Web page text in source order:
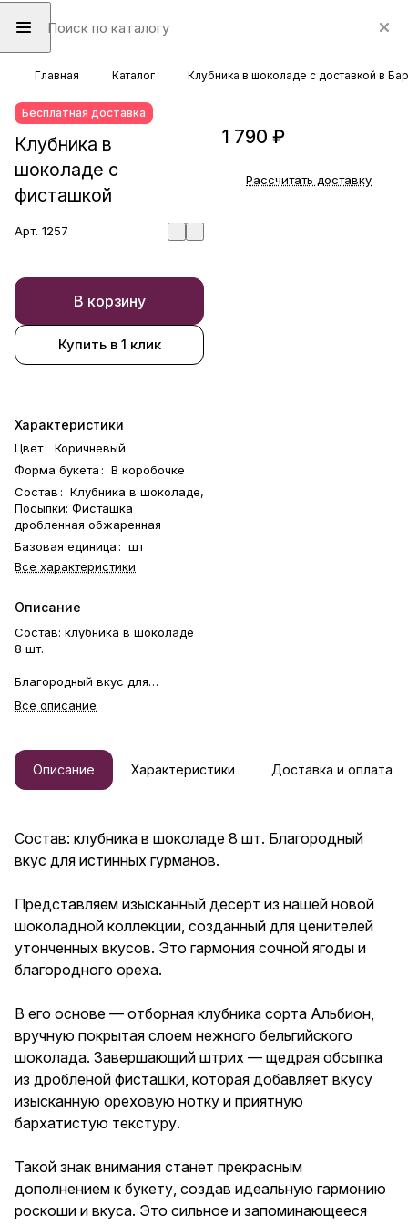
Главная Каталог Клубника в шоколаде с доставкой в
Бесплатная доставка
Клубника в
шоколаде с
фисташкой
Арт. 1257
В корзину
Купить в 1 клик
Характеристики
Цвет: Коричневый
Форма букета : В коробочке
Состав : Клубника в шоколаде,
Посыпки: Фисташка
дробленная обжаренная
Базовая единица : шт
Все характеристики
Описание
Состав: клубника в шоколаде
8 шт.
Благородный вкус для
десерт из нашей новой
шоколадной коллекции,
созданный для ценителей
В его основе — отборная
нежного бельгийского
шоколада. Завершающий
штрих — щедрая обсыпка из
дробленой фисташки, которая
добавляет вкусу изысканную
бархатистую текстуру.
Такой знак внимания станет
прекрасным дополнением к
букету, создав идеальную
гармонию роскоши и вкуса.
Это сильное и
запоминающееся признание,
надолго. Безупречный подарок
на 14 февраля, юбилей или как
комплимент для особенного
человека: любимой, жены,
подруги, мамы, а также
Все описание
1 790 ₽
Рассчитать доставку
Описание Характеристики Доставка и оплата
Состав: клубника в шоколаде 8 шт. Благородный
вкус для истинных гурманов.
Представляем изысканный десерт из нашей новой
шоколадной коллекции, созданный для ценителей
утонченных вкусов. Это гармония сочной ягоды и
благородного ореха.
В его основе — отборная клубника сорта Альбион,
вручную покрытая слоем нежного бельгийского
шоколада. Завершающий штрих — щедрая обсыпка
из дробленой фисташки, которая добавляет вкусу
изысканную ореховую нотку и приятную
бархатистую текстуру.
Такой знак внимания станет прекрасным
дополнением к букету, создав идеальную гармонию
роскоши и вкуса. Это сильное и запоминающееся